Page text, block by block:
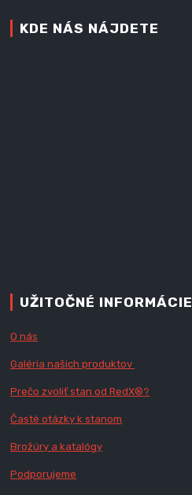
KDE NÁS NÁJDETE
UŽITOČNÉ INFORMÁCIE
O nás
Galéria našich produktov
Prečo zvoliť stan od RedX®?
Časté otázky k stanom
Brožúry a katalógy
Podporujeme